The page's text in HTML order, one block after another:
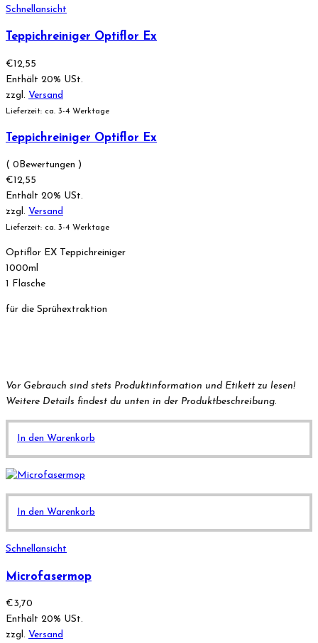
Schnellansicht
Teppichreiniger Optiflor Ex
€12,55
Enthält 20% USt.
zzgl. Versand
Lieferzeit: ca. 3-4 Werktage
Teppichreiniger Optiflor Ex
( 0Bewertungen )
€12,55
Enthält 20% USt.
zzgl. Versand
Lieferzeit: ca. 3-4 Werktage
Optiflor EX Teppichreiniger
1000ml
1 Flasche
für die Sprühextraktion
Vor Gebrauch sind stets Produktinformation und Etikett zu lesen!
Weitere Details findest du unten in der Produktbeschreibung.
In den Warenkorb
In den Warenkorb
Schnellansicht
Microfasermop
€3,70
Enthält 20% USt.
zzgl. Versand